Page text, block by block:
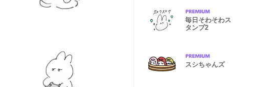
毎日そわそわス
タンプ2
スシちゃんズ